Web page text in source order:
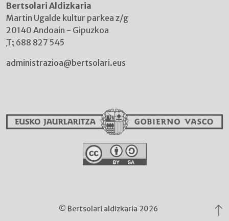
Bertsolari Aldizkaria
Martin Ugalde kultur parkea z/g
20140 Andoain - Gipuzkoa
T: 688 827 545
administrazioa@bertsolari.eus
© Bertsolari aldizkaria 2026